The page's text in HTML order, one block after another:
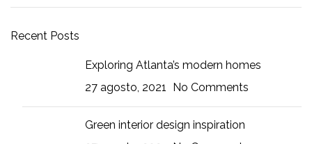
Recent Posts
Exploring Atlanta’s modern homes
27 agosto, 2021 No Comments
Green interior design inspiration